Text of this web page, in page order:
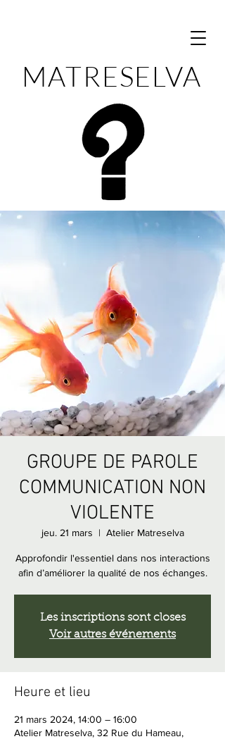
MATRESELVA
GROUPE DE PAROLE
COMMUNICATION NON
VIOLENTE
jeu. 21 mars
  |
Atelier Matreselva
Approfondir l'essentiel dans nos interactions
afin d’améliorer la qualité de nos échanges.
Les inscriptions sont closes
Voir autres événements
Heure et lieu
21 mars 2024, 14:00 – 16:00
Atelier Matreselva, 32 Rue du Hameau,